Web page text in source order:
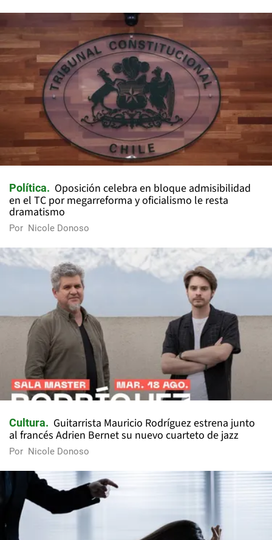
Política
Oposición celebra en bloque admisibilidad
en el TC por megarreforma y oficialismo le resta
dramatismo
Por Nicole Donoso
Cultura
Guitarrista Mauricio Rodríguez estrena junto
al francés Adrien Bernet su nuevo cuarteto de jazz
Por Nicole Donoso